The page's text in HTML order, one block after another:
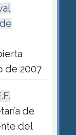
de 2007
de
del